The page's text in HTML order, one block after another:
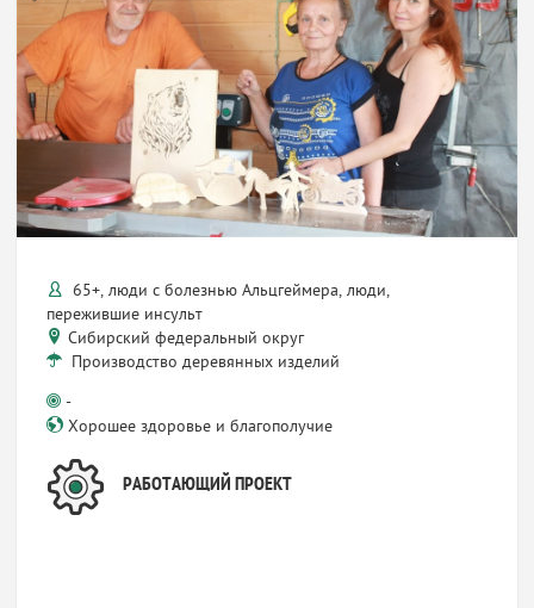
65+, люди с болезнью Альцгеймера, люди,
пережившие инсульт
Сибирский федеральный округ
Производство деревянных изделий
-
Хорошее здоровье и благополучие
РАБОТАЮЩИЙ ПРОЕКТ